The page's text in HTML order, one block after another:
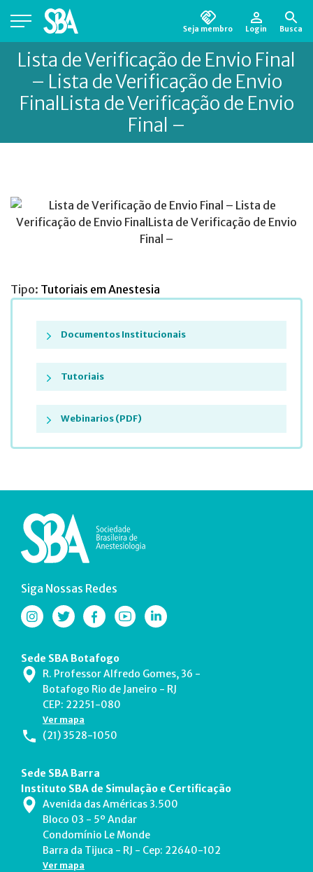
Seja membro Login Busca
Está em busca de algum documento?
Clique
aquipara encontrá-lo.
Lista de Verificação de Envio Final
– Lista de Verificação de Envio
FinalLista de Verificação de Envio
Final –
Documentos Institucionais
Tutoriais
Webinarios (PDF)
Tipo: Tutoriais em Anestesia
Siga Nossas Redes
Sede SBA Botafogo
R. Professor Alfredo Gomes, 36 -
Botafogo Rio de Janeiro - RJ
CEP: 22251-080
Ver mapa
(21) 3528-1050
Sede SBA Barra
Instituto SBA de Simulação e Certificação
Avenida das Américas 3.500
Bloco 03 - 5º Andar
Condomínio Le Monde
Barra da Tijuca - RJ - Cep: 22640-102
Ver mapa